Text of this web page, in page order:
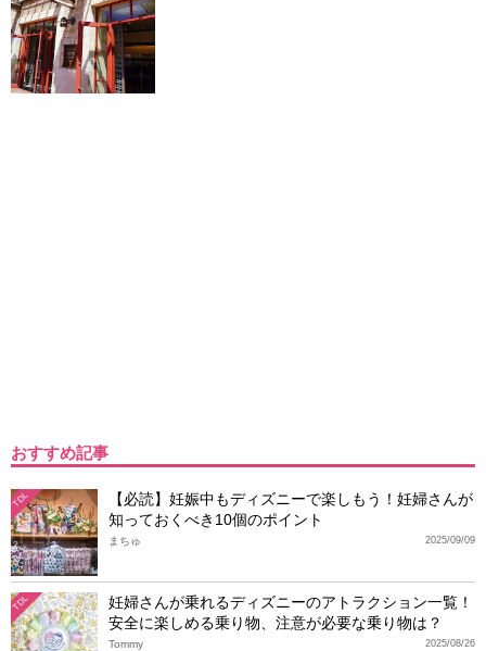
おすすめ記事
TDL
【必読】妊娠中もディズニーで楽しもう！妊婦さんが
知っておくべき10個のポイント
2025/09/09
まちゅ
TDL
妊婦さんが乗れるディズニーのアトラクション一覧！
安全に楽しめる乗り物、注意が必要な乗り物は？
2025/08/26
Tommy